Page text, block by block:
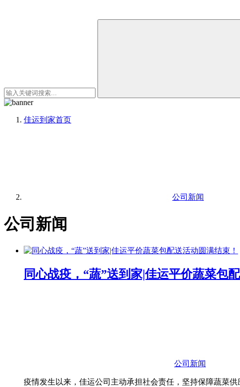
佳运到家首页
公司新闻
公司新闻
同心战疫，“蔬”送到家|佳运平价蔬菜包
公司新闻
疫情发生以来，佳运公司主动承担社会责任，坚持保障蔬菜